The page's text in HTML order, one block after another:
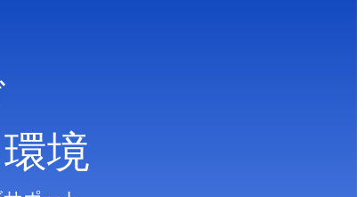
環境